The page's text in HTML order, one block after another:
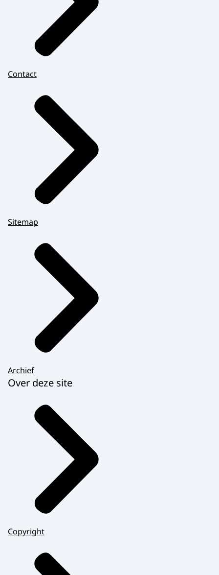
Contact
Sitemap
Archief
Over deze site
Copyright